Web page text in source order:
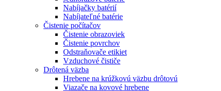
Nabíjačky batérií
Nabíjateľné batérie
Čistenie počítačov
Čistenie obrazoviek
Čistenie povrchov
Odstraňovače etikiet
Vzduchové čističe
Drôtená väzba
Hrebene na krúžkovú väzbu drôtovú
Viazače na kovové hrebene